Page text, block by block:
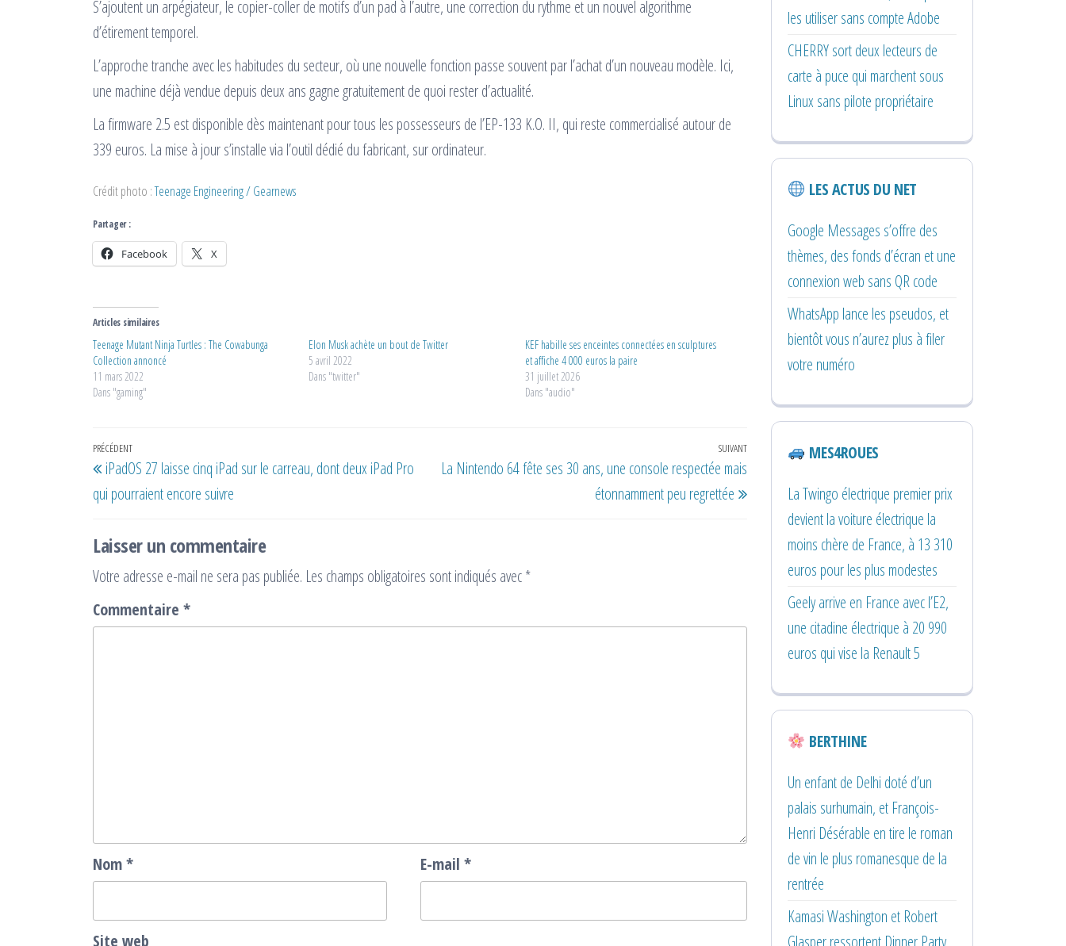
S’ajoutent un arpégiateur, le copier-coller de motifs d’un pad à l’autre, une correction du rythme et un nouvel algorithme
d’étirement temporel.
L’approche tranche avec les habitudes du secteur, où une nouvelle fonction passe souvent par l’achat d’un nouveau modèle. Ici,
une machine déjà vendue depuis deux ans gagne gratuitement de quoi rester d’actualité.
La firmware 2.5 est disponible dès maintenant pour tous les possesseurs de l’EP-133 K.O. II, qui reste commercialisé autour de
339 euros. La mise à jour s’installe via l’outil dédié du fabricant, sur ordinateur.
Crédit photo :Teenage Engineering / Gearnews
Partager :
Facebook X
Articles similaires
Teenage Mutant Ninja Turtles : The Cowabunga
Collection annoncé
11 mars 2022
Dans "gaming"
Elon Musk achète un bout de Twitter
5 avril 2022
Dans "twitter"
KEF habille ses enceintes connectées en sculptures
et affiche 4 000 euros la paire
31 juillet 2026
Dans "audio"
Navigation
de
l’article
Article
précédent
PRÉCÉDENT
iPadOS 27 laisse cinq iPad sur le carreau, dont deux iPad Pro
qui pourraient encore suivre
Article
SUIVANT
La Nintendo 64 fête ses 30 ans, une console respectée mais
étonnamment peu regrettée
Laisser un commentaire
Votre adresse e-mail ne sera pas publiée. Les champs obligatoires sont indiqués avec*
Commentaire *
Nom* E-mail *
Site web
les utiliser sans compte Adobe
CHERRY sort deux lecteurs de
carte à puce qui marchent sous
Linux sans pilote propriétaire
LES ACTUS DU NET
Google Messages s’offre des
thèmes, des fonds d’écran et une
connexion web sans QR code
WhatsApp lance les pseudos, et
bientôt vous n’aurez plus à filer
votre numéro
MES4ROUES
La Twingo électrique premier prix
devient la voiture électrique la
moins chère de France, à 13 310
euros pour les plus modestes
Geely arrive en France avec l’E2,
une citadine électrique à 20 990
euros qui vise la Renault 5
BERTHINE
Un enfant de Delhi doté d’un
palais surhumain, et François-
Henri Désérable en tire le roman
de vin le plus romanesque de la
rentrée
Kamasi Washington et Robert
Glasper ressortent Dinner Party